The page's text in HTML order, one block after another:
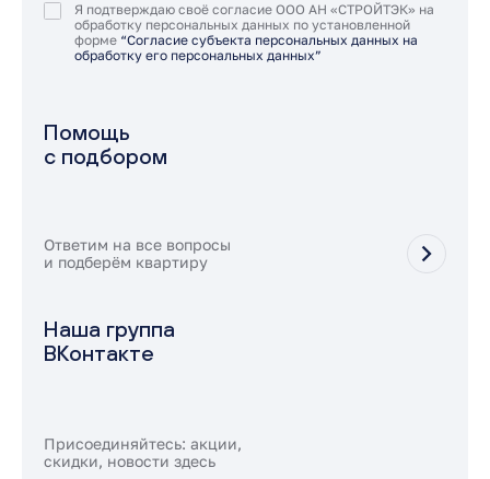
Я подтверждаю своё согласие ООО АН «СТРОЙТЭК» на
обработку персональных данных по установленной
форме “Согласие субъекта персональных данных на
обработку его персональных данных”
Помощь
с подбором
Ответим на все вопросы
и подберём квартиру
Наша группа
ВКонтакте
Присоединяйтесь: акции,
скидки, новости здесь